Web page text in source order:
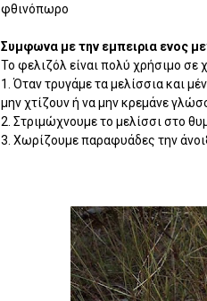
φθινόπωρο
Συμφωνα με την εμπειρια ενος
Το φελιζόλ είναι πολύ χρήσιμο σε
1. Όταν τρυγάμε τα μελίσσια και
μην χτίζουν ή να μην κρεμάνε
2. Στριμώχνουμε το μελίσσι στο
3. Χωρίζουμε παραφυάδες την